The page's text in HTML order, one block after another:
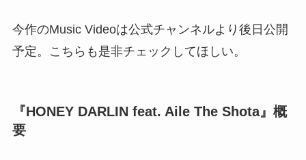
今作のMusic Videoは公式チャンネルより後日公開
予定。こちらも是非チェックしてほしい。
『HONEY DARLIN feat. Aile The Shota』概
要